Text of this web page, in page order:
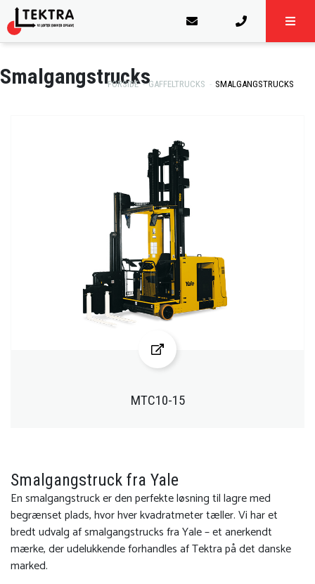
Smalgangstrucks
FORSIDE GAFFELTRUCKS SMALGANGSTRUCKS
MTC10-15
Smalgangstruck fra Yale
En smalgangstruck er den perfekte løsning til lagre med
begrænset plads, hvor hver kvadratmeter tæller. Vi har et
bredt udvalg af smalgangstrucks fra Yale – et anerkendt
mærke, der udelukkende forhandles af Tektra på det danske
marked.